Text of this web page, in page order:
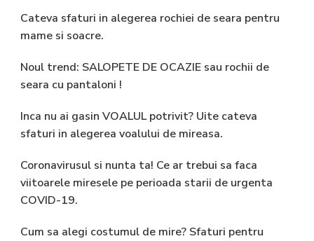
Cateva sfaturi in alegerea rochiei de seara pentru
mame si soacre.
Noul trend: SALOPETE DE OCAZIE sau rochii de
seara cu pantaloni !
Inca nu ai gasin VOALUL potrivit? Uite cateva
sfaturi in alegerea voalului de mireasa.
Coronavirusul si nunta ta! Ce ar trebui sa faca
viitoarele miresele pe perioada starii de urgenta
COVID-19.
Cum sa alegi costumul de mire? Sfaturi pentru